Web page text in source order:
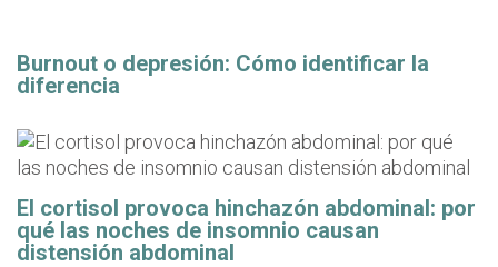
Burnout o depresión: Cómo identificar la
diferencia
El cortisol provoca hinchazón abdominal: por
qué las noches de insomnio causan
distensión abdominal